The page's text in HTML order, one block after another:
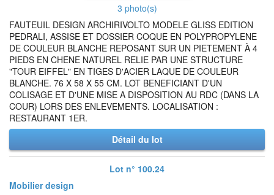
3 photo(s)
FAUTEUIL DESIGN ARCHIRIVOLTO MODELE GLISS EDITION
PEDRALI, ASSISE ET DOSSIER COQUE EN POLYPROPYLENE
DE COULEUR BLANCHE REPOSANT SUR UN PIETEMENT À 4
PIEDS EN CHENE NATUREL RELIE PAR UNE STRUCTURE
"TOUR EIFFEL" EN TIGES D'ACIER LAQUE DE COULEUR
BLANCHE. 76 X 58 X 55 CM. LOT BENEFICIANT D'UN
COLISAGE ET D'UNE MISE A DISPOSITION AU RDC (DANS LA
COUR) LORS DES ENLEVEMENTS. LOCALISATION :
RESTAURANT 1ER.
Détail du lot
Lot n° 100.24
Mobilier design